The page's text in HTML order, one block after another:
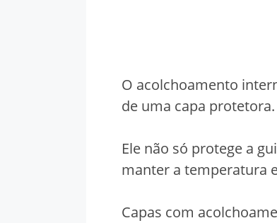
O acolchoamento
de uma capa protetora.
Ele não só protege a
manter a temperatura
Capas com